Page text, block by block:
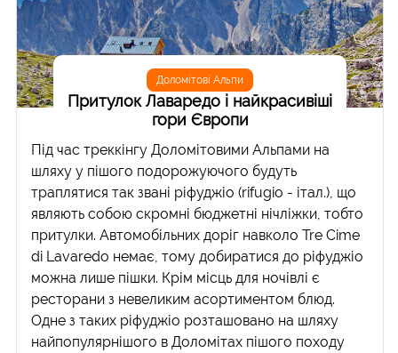
Доломітові Альпи
Притулок Лаваредо і найкрасивіші
гори Європи
Під час треккінгу Доломітовими Альпами на
шляху у пішого подорожуючого будуть
траплятися так звані ріфуджіо (rifugio - італ.), що
являють собою скромні бюджетні нічліжки, тобто
притулки. Автомобільних доріг навколо Tre Cime
di Lavaredo немає, тому добиратися до ріфуджіо
можна лише пішки. Крім місць для ночівлі є
ресторани з невеликим асортиментом блюд.
Одне з таких ріфуджіо розташовано на шляху
найпопулярнішого в Доломітах пішого походу